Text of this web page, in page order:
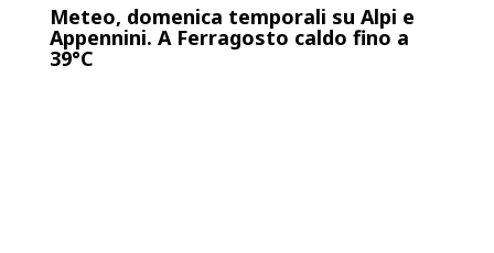
Meteo, domenica temporali su Alpi e
Appennini. A Ferragosto caldo fino a
39°C